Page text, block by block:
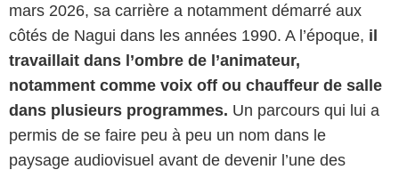
mars 2026, sa carrière a notamment démarré aux
côtés de Nagui dans les années 1990. A l’époque, il
travaillait dans l’ombre de l’animateur,
notamment comme voix off ou chauffeur de salle
dans plusieurs programmes. Un parcours qui lui a
permis de se faire peu à peu un nom dans le
paysage audiovisuel avant de devenir l’une des